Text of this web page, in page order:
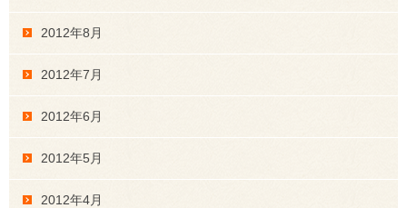
2012年8月
2012年7月
2012年6月
2012年5月
2012年4月